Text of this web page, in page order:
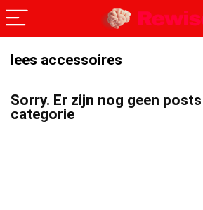
lees accessoires
Sorry. Er zijn nog geen
categorie